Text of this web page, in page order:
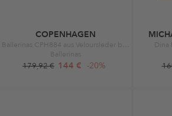
COPENHAGEN
Ballerinas
179,92 € 144 € -20%
Dina